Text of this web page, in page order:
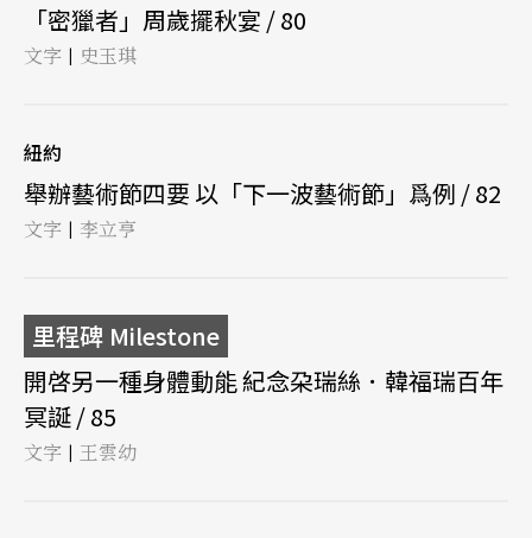
「密獵者」周歲擺秋宴 / 80
文字 | 史玉琪
紐約
舉辦藝術節四要 以「下一波藝術節」爲例 / 82
文字 | 李立亨
里程碑 Milestone
開啓另一種身體動能 紀念朶瑞絲．韓福瑞百年
冥誕 / 85
文字 | 王雲幼